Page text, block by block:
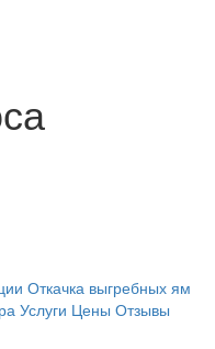
Откачка выгребных ям
Услуги Цены Отзывы